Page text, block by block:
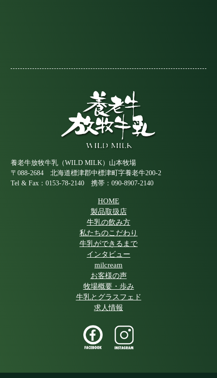
養老牛放牧牛乳（WILD MILK）山本牧場
〒088-2684 北海道標津郡中標津町字養老牛200-2
Tel & Fax：0153-78-2140 携帯：090-8907-2140
HOME
製品取扱店
牛乳の飲み方
私たちのこだわり
牛乳ができるまで
インタビュー
milcream
お客様の声
牧場概要・歩み
牛乳とグラスフェド
求人情報